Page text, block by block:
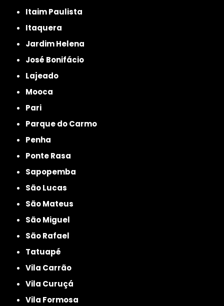
Itaim Paulista
Itaquera
Jardim Helena
José Bonifácio
Lajeado
Mooca
Pari
Parque do Carmo
Penha
Ponte Rasa
Sapopemba
São Lucas
São Mateus
São Miguel
São Rafael
Tatuapé
Vila Carrão
Vila Curuçá
Vila Formosa